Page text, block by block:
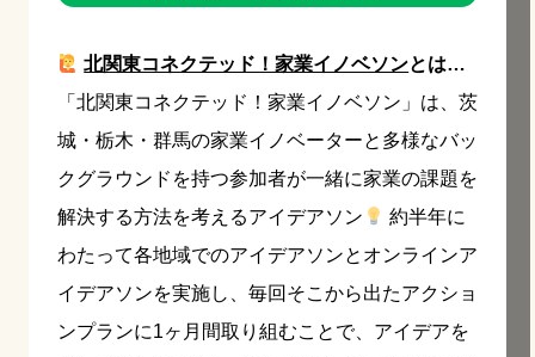
北関東コネクテッド！家業イノベソンとは…
「北関東コネクテッド！家業イノベソン」は、茨
城・栃木・群馬の家業イノベーターと多様なバッ
クグラウンドを持つ参加者が一緒に家業の課題を
解決する方法を考えるアイデアソン
約半年に
わたって各地域でのアイデアソンとオンラインア
イデアソンを実施し、毎回そこから出たアクショ
ンプランに1ヶ月間取り組むことで、アイデアを